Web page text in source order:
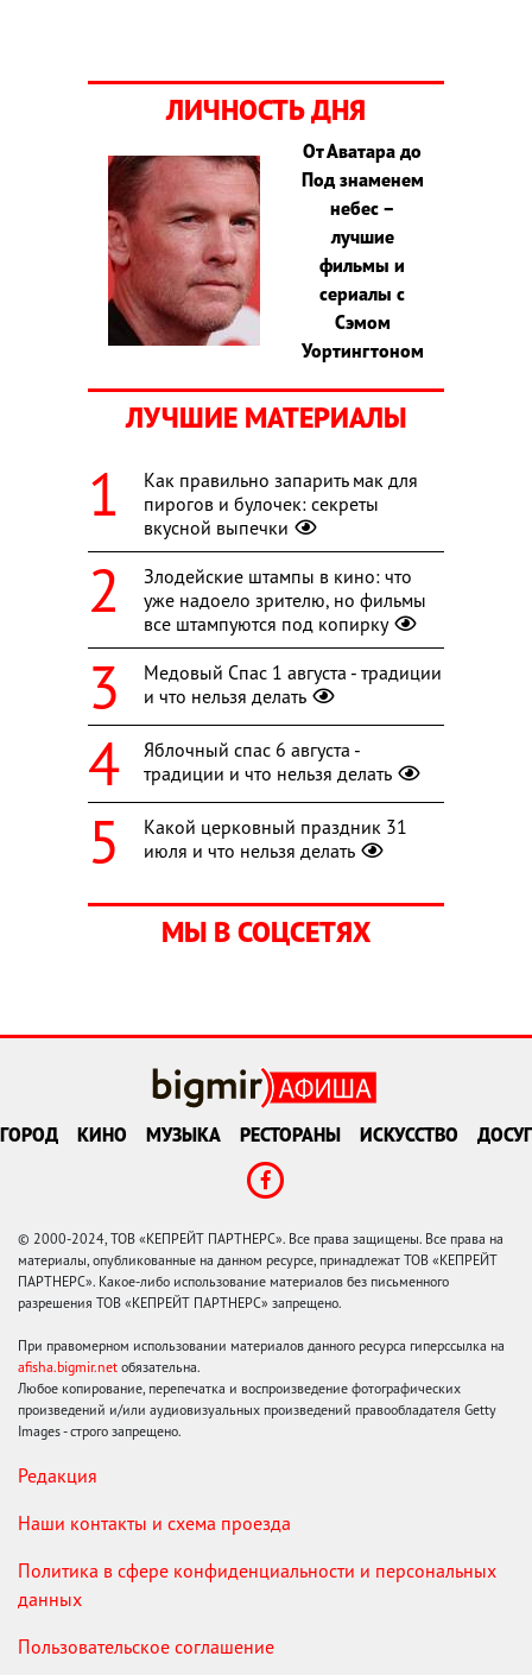
ЛИЧНОСТЬ ДНЯ
От Аватара до
Под знаменем
небес –
лучшие
фильмы и
сериалы с
Сэмом
Уортингтоном
ЛУЧШИЕ МАТЕРИАЛЫ
Как правильно запарить мак для
пирогов и булочек: секреты
вкусной выпечки
Злодейские штампы в кино: что
уже надоело зрителю, но фильмы
все штампуются под копирку
Медовый Спас 1 августа - традиции
и что нельзя делать
Яблочный спас 6 августа -
традиции и что нельзя делать
Какой церковный праздник 31
июля и что нельзя делать
МЫ В СОЦСЕТЯХ
ГОРОД КИНО МУЗЫКА РЕСТОРАНЫ ИСКУССТВО ДОСУГ
© 2000-2024, ТОВ «КЕПРЕЙТ ПАРТНЕРС». Все права защищены. Все права на
материалы, опубликованные на данном ресурсе, принадлежат ТОВ «КЕПРЕЙТ
ПАРТНЕРС». Какое-либо использование материалов без письменного
разрешения ТОВ «КЕПРЕЙТ ПАРТНЕРС» запрещено.
При правомерном использовании материалов данного ресурса гиперссылка на
afisha.bigmir.net обязательна.
Любое копирование, перепечатка и воспроизведение фотографических
произведений и/или аудиовизуальных произведений правообладателя Getty
Images - строго запрещено.
Редакция
Наши контакты и схема проезда
Политика в сфере конфиденциальности и персональных
данных
Пользовательское соглашение